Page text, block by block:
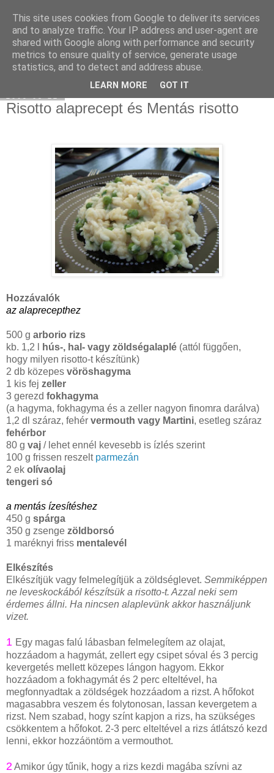
Select food
Risotto alaprecept és Mentás risotto
Hozzávalók
az alaprecepthez
500 g arborio rizs
kb. 1,2 l
hús-, hal- vagy zöldségalaplé (attól függően,
hogy milyen risotto-t készítünk)
2 db közepes vöröshagyma
1 kis fej zeller
3 gerezd fokhagyma
(a hagyma, fokhagyma és a zeller nagyon finomra darálva)
1,2 dl száraz, fehér vermouth vagy Martini, esetleg száraz
fehérbor
80 g vaj / lehet ennél kevesebb is ízlés szerint
100 g frissen reszelt parmezán
2 ek olívaolaj
tengeri só
a mentás ízesítéshez
450 g spárga
350 g zsenge zöldborsó
1 maréknyi friss mentalevél
Elkészítés
Elkészítjük vagy felmelegítjük a zöldséglevet. Semmiképpen
ne leveskockából készítsük a risotto-t. Azzal neki sem
érdemes állni. Ha nincsen alaplevünk akkor használjunk
vizet.
1 Egy magas falú lábasban felmelegítem az olajat,
hozzáadom a hagymát, zellert egy csipet sóval és 3 percig
kevergetés mellett közepes lángon hagyom. Ekkor
hozzáadom a fokhagymát és 2 perc elteltével, ha
megfonnyadtak a zöldségek hozzáadom a rizst. A hőfokot
magasabbra veszem és folytonosan, lassan kevergetem a
rizst. Nem szabad, hogy színt kapjon a rizs, ha szükséges
csökkentem a hőfokot. 2-3 perc elteltével a rizs átlátszó kezd
lenni, ekkor hozzáöntöm a vermouthot.
2 Amikor úgy tűnik, hogy a rizs kezdi magába szívni az
This site uses cookies from Google to deliver its services
and to analyze traffic. Your IP address and user-agent are
shared with Google along with performance and security
metrics to ensure quality of service, generate usage
statistics, and to detect and address abuse.
LEARN MORE GOT IT